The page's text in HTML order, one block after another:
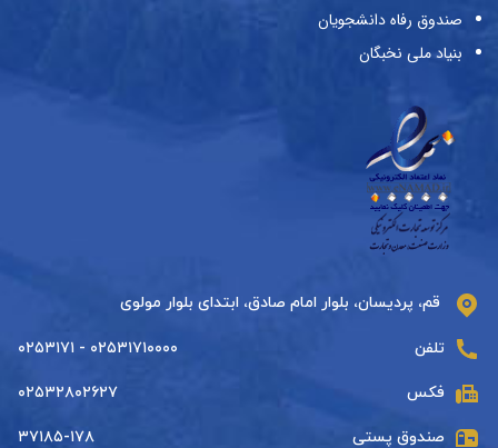
صندوق رفاه دانشجویان
بنیاد ملی نخبگان
قم، پردیسان، بلوار امام صادق، ابتدای بلوار مولوی
تلفن ۰۲۵۳۱۷۱۰۰۰۰ - ۰۲۵۳۱۷۱
فکس ۰۲۵۳۲۸۰۲۶۲۷
صندوق پستی ۳۷۱۸۵-۱۷۸